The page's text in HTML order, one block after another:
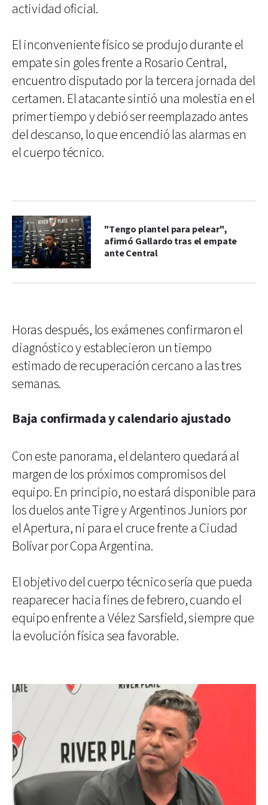
actividad oficial.
El inconveniente físico se produjo durante el
empate sin goles frente a Rosario Central,
encuentro disputado por la tercera jornada del
certamen. El atacante sintió una molestia en el
primer tiempo y debió ser reemplazado antes
del descanso, lo que encendió las alarmas en
el cuerpo técnico.
"Tengo plantel para pelear",
afirmó Gallardo tras el empate
ante Central
Horas después, los exámenes confirmaron el
diagnóstico y establecieron un tiempo
estimado de recuperación cercano a las tres
semanas.
Baja confirmada y calendario ajustado
Con este panorama, el delantero quedará al
margen de los próximos compromisos del
equipo. En principio, no estará disponible para
los duelos ante Tigre y Argentinos Juniors por
el Apertura, ni para el cruce frente a Ciudad
Bolívar por Copa Argentina.
El objetivo del cuerpo técnico sería que pueda
reaparecer hacia fines de febrero, cuando el
equipo enfrente a Vélez Sarsfield, siempre que
la evolución física sea favorable.